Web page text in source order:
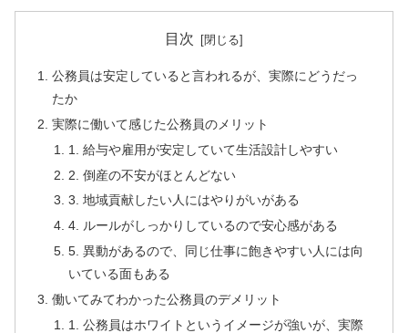
目次
公務員は安定していると言われるが、実際にどうだっ
たか
実際に働いて感じた公務員のメリット
1. 給与や雇用が安定していて生活設計しやすい
2. 倒産の不安がほとんどない
3. 地域貢献したい人にはやりがいがある
4. ルールがしっかりしているので安心感がある
5. 異動があるので、同じ仕事に飽きやすい人には向
いている面もある
働いてみてわかった公務員のデメリット
1. 公務員はホワイトというイメージが強いが、実際